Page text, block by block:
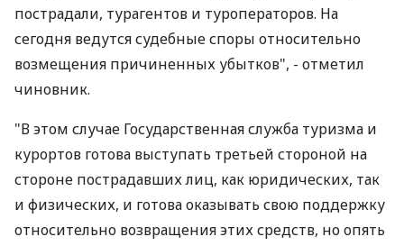
пострадали, турагентов и туроператоров. На
сегодня ведутся судебные споры относительно
возмещения причиненных убытков", - отметил
чиновник.
"В этом случае Государственная служба туризма и
курортов готова выступать третьей стороной на
стороне пострадавших лиц, как юридических, так
и физических, и готова оказывать свою поддержку
относительно возвращения этих средств, но опять